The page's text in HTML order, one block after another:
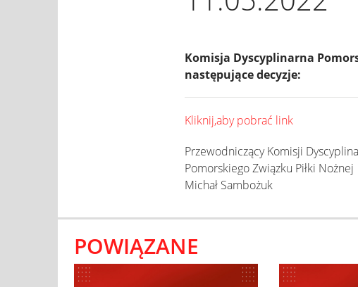
Komisja Dyscyplinarna
następujące decyzje:
Kliknij,aby pobrać link
Przewodniczący Komisji
Pomorskiego Związku Piłki Nożnej
Michał Sambożuk
POWIĄZANE